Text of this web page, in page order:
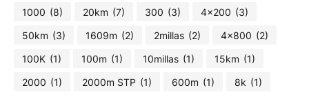
1000 (8) 20km (7) 300 (3) 4x200 (3)
50km (3) 1609m (2) 2millas (2) 4x800 (2)
100K (1) 100m (1) 10millas (1) 15km (1)
2000 (1) 2000m STP (1) 600m (1) 8k (1)